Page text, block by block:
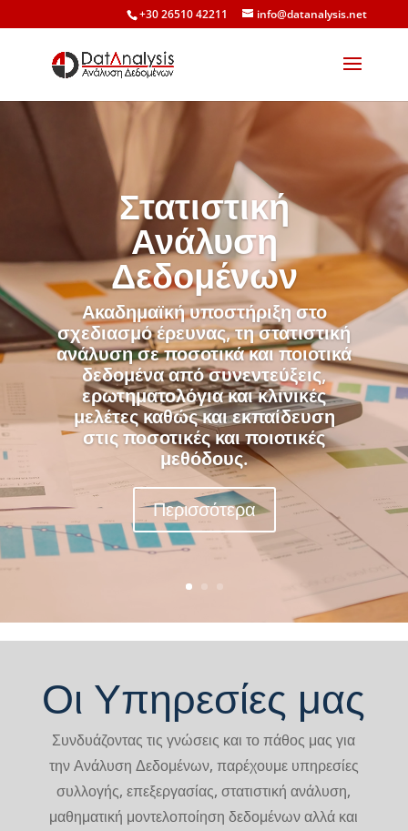
+30 26510 42211 info@datanalysis.net
Οι Υπηρεσίες μας
Συνδυάζοντας τις γνώσεις και το πάθος μας για
την Ανάλυση Δεδομένων, παρέχουμε υπηρεσίες
συλλογής, επεξεργασίας, στατιστική ανάλυση,
μαθηματική μοντελοποίηση δεδομένων αλλά και